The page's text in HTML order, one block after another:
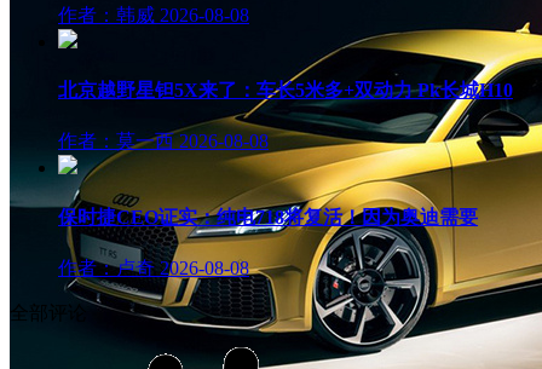
作者：韩威 2026-08-08
北京越野星钽5X来了：车长5米多+双动力 Pk长城H10
作者：莫一西 2026-08-08
保时捷CEO证实：纯电718将复活！因为奥迪需要
作者：卢奇 2026-08-08
全部评论